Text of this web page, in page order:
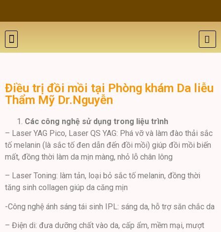
Điều trị đồi mồi tại Phòng khám Da liễu
Thẩm Mỹ Dr.Nguyễn
Các công nghệ sử dụng trong liệu trình
– Laser YAG Pico, Laser QS YAG: Phá vỡ và làm đào thải sắc
tố melanin (là sắc tố đen dẫn đến đồi mồi) giúp đồi mồi biến
mất, đồng thời làm da mịn màng, nhỏ lỗ chân lông
– Laser Toning: làm tản, loại bỏ sắc tố melanin, đồng thời
tăng sinh collagen giúp da căng mịn
-Công nghệ ánh sáng tái sinh IPL: sáng da, hỗ trợ săn chắc da
– Điện di: đưa dưỡng chất vào da, cấp ẩm, mềm mại, mượt